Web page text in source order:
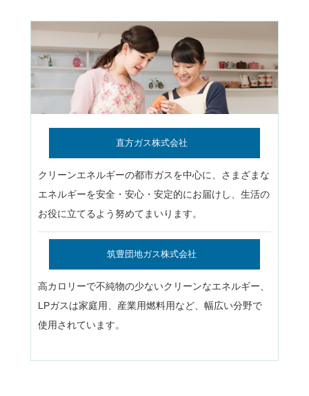
直方ガス株式会社
クリーンエネルギーの都市ガスを中心に、さまざまな
エネルギーを安全・安心・安定的にお届けし、生活の
お役に立てるよう努めてまいります。
筑豊団地ガス株式会社
高カロリーで不純物の少ないクリーンなエネルギー、
LPガスは家庭用、産業用燃料用など、幅広い分野で
使用されています。